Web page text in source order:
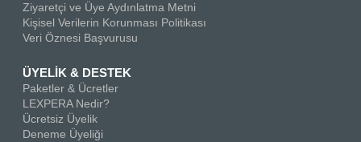
Ziyaretçi ve Üye Aydınlatma Metni
Kişisel Verilerin Korunması Politikası
Veri Öznesi Başvurusu
ÜYELİK & DESTEK
Paketler & Ücretler
LEXPERA Nedir?
Ücretsiz Üyelik
Deneme Üyeliği